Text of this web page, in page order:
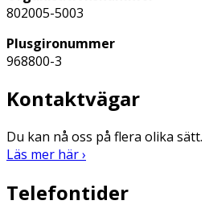
802005-5003
Plusgironummer
968800-3
Kontaktvägar
Du kan nå oss på flera olika sätt.
Läs mer här ›
Telefontider